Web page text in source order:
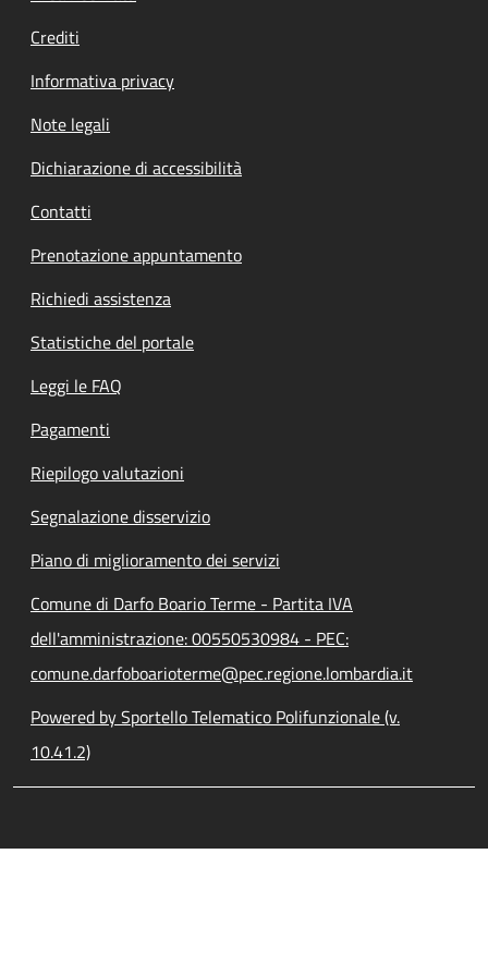
Crediti
Informativa privacy
Note legali
Dichiarazione di accessibilità
Contatti
Prenotazione appuntamento
Richiedi assistenza
Statistiche del portale
Leggi le FAQ
Pagamenti
Riepilogo valutazioni
Segnalazione disservizio
Piano di miglioramento dei servizi
Comune di Darfo Boario Terme - Partita IVA
dell'amministrazione: 00550530984 - PEC:
comune.darfoboarioterme@pec.regione.lombardia.it
Powered by Sportello Telematico Polifunzionale (v.
10.41.2)